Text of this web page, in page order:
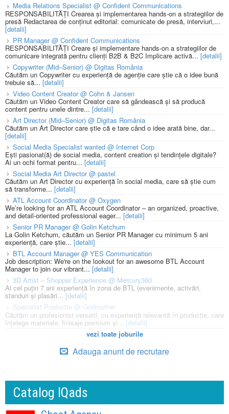
Media Relations Specialist @ Confident Communications
RESPONSABILITĂȚI Crearea și implementarea hands-on a strategiilor de
presă Redactarea de conținut editorial: comunicate de presă, interviuri,...
[detalii]
PR Manager @ Confident Communications
RESPONSABILITĂȚI Creare și implementare hands-on a strategiilor de
comunicare integrată pentru clienți B2B & B2C Implicare activă... [detalii]
Copywriter (Mid–Senior) @ Digitas România
Căutăm un Copywriter cu experiență de agenție care știe că o idee bună
trebuie să... [detalii]
Video Content Creator @ Cohn & Jansen
Căutăm un Video Content Creator care să gândească și să producă
content pentru unele dintre... [detalii]
Art Director (Mid–Senior) @ Digitas România
Căutăm un Art Director care știe că e tare când o idee arată bine, dar...
[detalii]
Social Media Specialist wanted @ Internet Corp
Ești pasionat(ă) de social media, content creation și tendințele digitale?
Ai un ochi format pentru... [detalii]
Social Media Art Director @ pastel
Căutăm un Art Director cu experiență în social media, care să știe cum
să transforme... [detalii]
ATL Account Coordinator @ Oxygen
We’re looking for an ATL Account Coordinator – an organized, proactive,
and detail-oriented professional eager... [detalii]
Senior PR Manager @ Golin Ketchum
La Golin Ketchum, căutăm un Senior PR Manager cu minimum 5 ani
experiență, care știe... [detalii]
BTL Account Manager @ YES Communication
Job description: We're on the lookout for an awesome BTL Account
Manager to join our vibrant... [detalii]
3D Artist – Shopper Experience @ Mercury360
Ai cel puțin 7 ani experiență în zona de BTL (evenimente, activări,
standuri și plasări... [detalii]
Specialist Productie @ Godmother
Căutăm un profesionist versatil, cu experiență relevantă în producție, care
înțelege materiale, finisaje premium și... [detalii]
vezi toate joburile
Adauga anunt de recrutare
Catalog IQads